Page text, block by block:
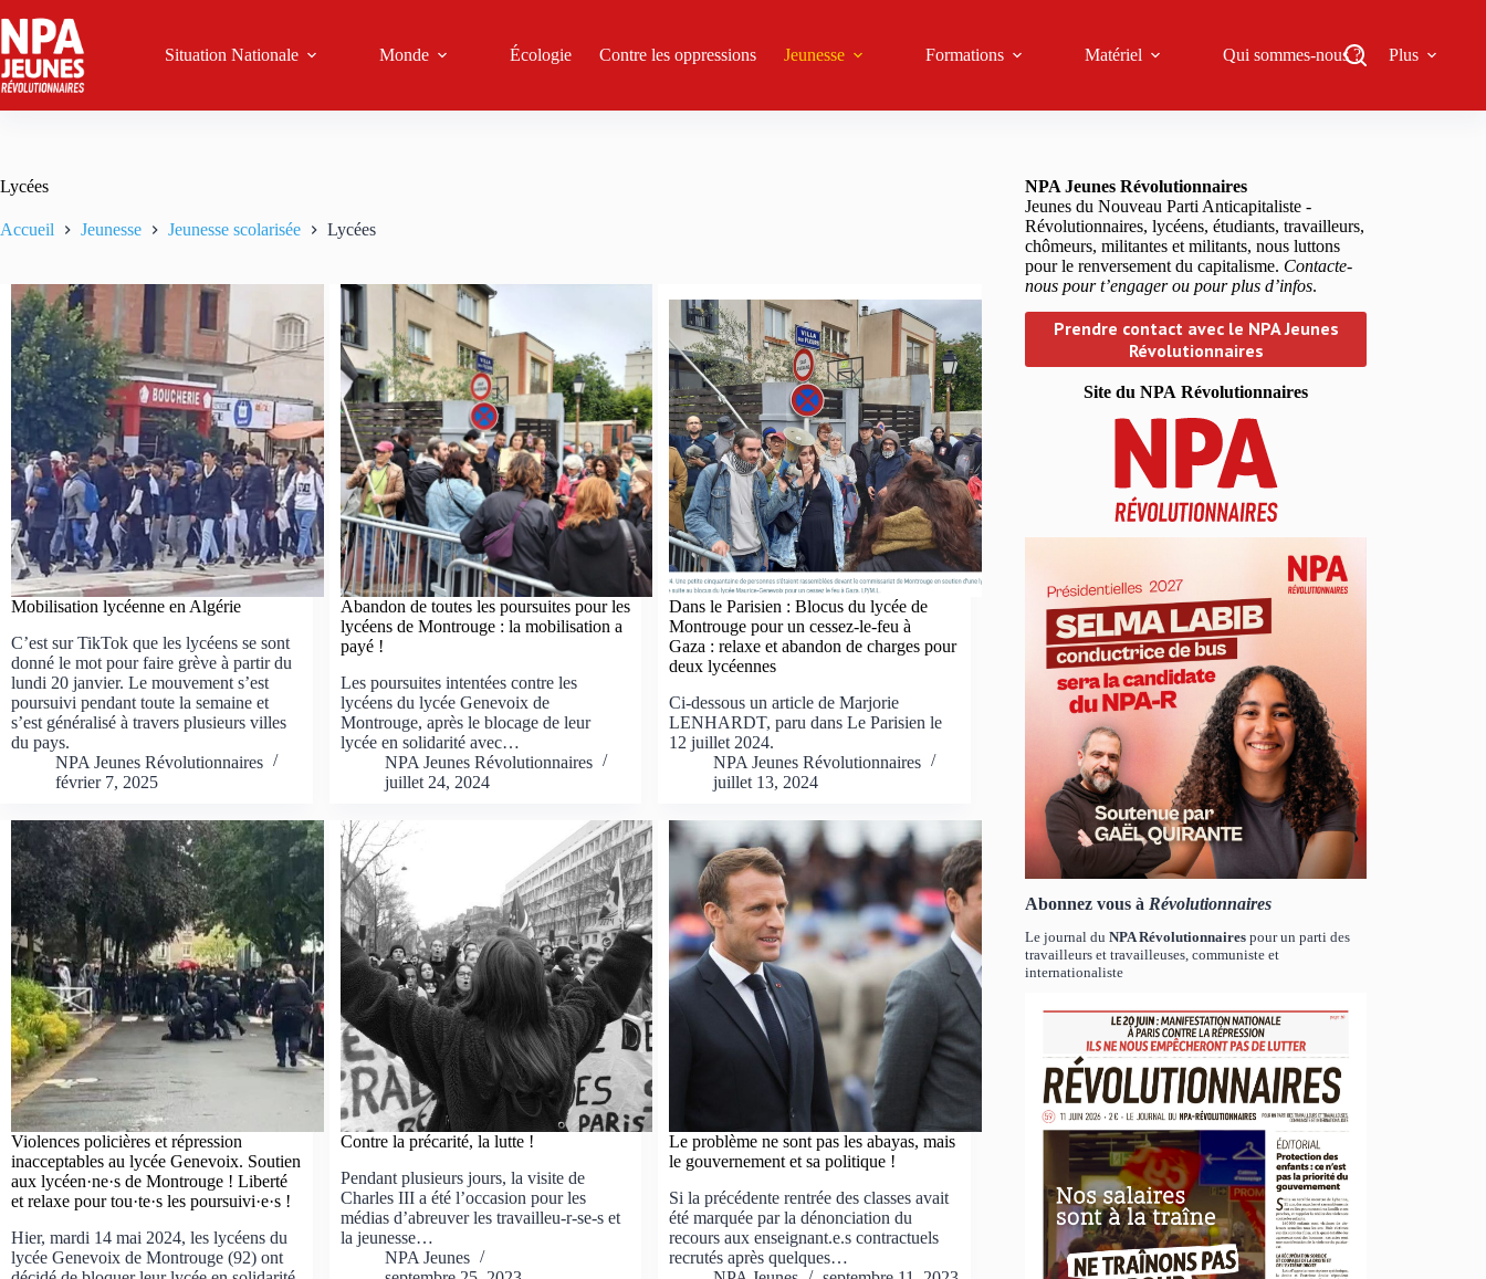
au
contenu
Situation Nationale Monde Écologie Contre les oppressions Jeunesse Formations Matériel Qui sommes-nous ? Plus
Lycées
Accueil Jeunesse Jeunesse scolarisée Lycées
Mobilisation lycéenne en Algérie
C’est sur TikTok que les lycéens se sont
donné le mot pour faire grève à partir du
lundi 20 janvier. Le mouvement s’est
poursuivi pendant toute la semaine et
s’est généralisé à travers plusieurs villes
du pays.
NPA Jeunes Révolutionnaires
février 7, 2025
Abandon de toutes les poursuites pour les
lycéens de Montrouge : la mobilisation a
payé !
Les poursuites intentées contre les
lycéens du lycée Genevoix de
Montrouge, après le blocage de leur
lycée en solidarité avec…
NPA Jeunes Révolutionnaires
juillet 24, 2024
Dans le Parisien : Blocus du lycée de
Montrouge pour un cessez-le-feu à
Gaza : relaxe et abandon de charges pour
deux lycéennes
Ci-dessous un article de Marjorie
LENHARDT, paru dans Le Parisien le
12 juillet 2024.
NPA Jeunes Révolutionnaires
juillet 13, 2024
Violences policières et répression
inacceptables au lycée Genevoix. Soutien
aux lycéen·ne·s de Montrouge ! Liberté
et relaxe pour tou·te·s les poursuivi·e·s !
Hier, mardi 14 mai 2024, les lycéens du
lycée Genevoix de Montrouge (92) ont
Contre la précarité, la lutte !
Pendant plusieurs jours, la visite de
Charles III a été l’occasion pour les
médias d’abreuver les travailleu-r-se-s et
la jeunesse…
NPA Jeunes
Le problème ne sont pas les abayas, mais
le gouvernement et sa politique !
Si la précédente rentrée des classes avait
été marquée par la dénonciation du
recours aux enseignant.e.s contractuels
recrutés après quelques…
NPA Jeunes Révolutionnaires
Jeunes du Nouveau Parti Anticapitaliste -
Révolutionnaires, lycéens, étudiants, travailleurs,
chômeurs, militantes et militants, nous luttons
pour le renversement du capitalisme. Contacte-
nous pour t’engager ou pour plus d’infos.
Prendre contact avec le NPA Jeunes
Révolutionnaires
Site du NPA Révolutionnaires
Abonnez vous à Révolutionnaires
Le journal duNPA Révolutionnaires pour un parti des
travailleurs et travailleuses, communiste et
internationaliste